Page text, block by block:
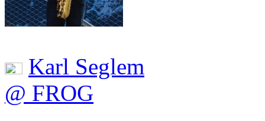
Karl Seglem
@ FROG